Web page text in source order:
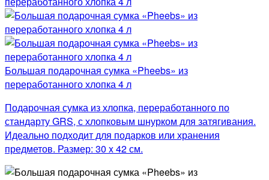
Большая подарочная сумка «Pheebs» из
переработанного хлопка 4 л
Подарочная сумка из хлопка, переработанного по
стандарту GRS, с хлопковым шнурком для затягивания.
Идеально подходит для подарков или хранения
предметов. Размер: 30 x 42 см.